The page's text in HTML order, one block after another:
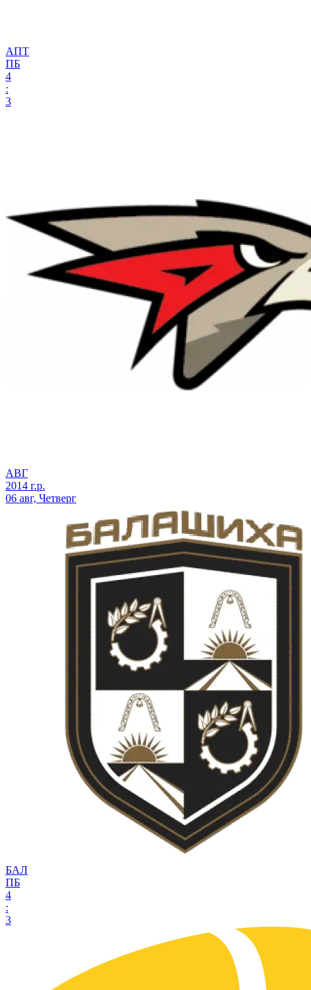
АПТ
ПБ
4
:
3
АВГ
2014 г.р.
06 авг, Четверг
БАЛ
ПБ
4
:
3